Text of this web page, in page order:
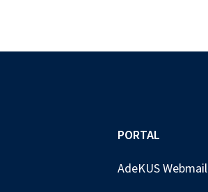
PORTAL
AdeKUS Webmail